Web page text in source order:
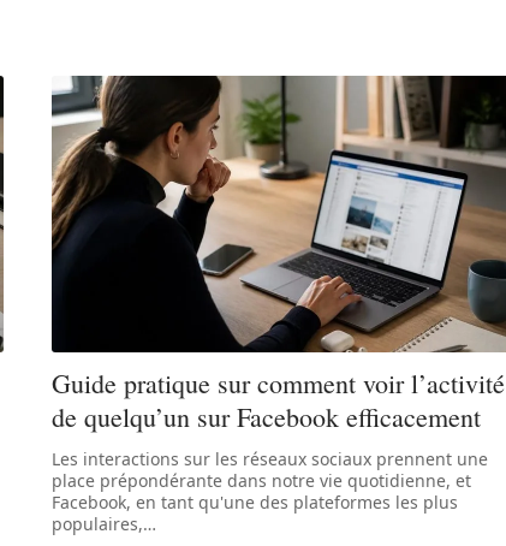
Guide pratique sur comment voir l’activité
de quelqu’un sur Facebook efficacement
Les interactions sur les réseaux sociaux prennent une
place prépondérante dans notre vie quotidienne, et
Facebook, en tant qu'une des plateformes les plus
populaires,…